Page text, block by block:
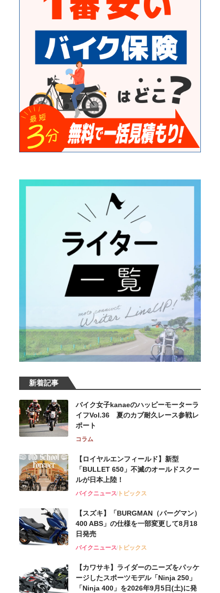
新着記事
バイク女子kanaeのハッピーモーターラ
イフVol.36 夏のカブ耐久レース参戦レ
ポート
コラム
【ロイヤルエンフィールド】新型
「BULLET 650」不滅のオールドスクー
ルが⽇本上陸！
バイクニューストピックス
【スズキ】「BURGMAN（バーグマン）
400 ABS」の仕様を一部変更して8月18
日発売
バイクニューストピックス
【カワサキ】ライダーのニーズをパッケ
ージしたスポーツモデル「Ninja 250」
「Ninja 400」を2026年9月5日(土)に発